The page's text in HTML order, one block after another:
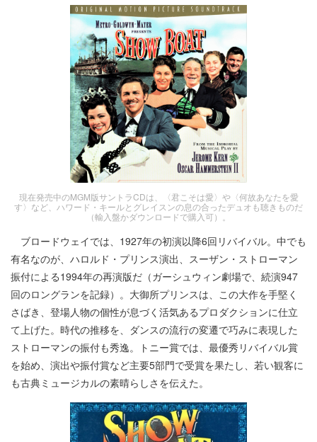
現在発売中のMGM版サントラCDは、〈君こそは愛〉や〈何故あなたを愛
す〉など、ハワード・キールとグレイスンの息の合ったデュオも聴きものだ
（輸入盤かダウンロードで購入可）。
ブロードウェイでは、1927年の初演以降6回リバイバル。中でも
有名なのが、ハロルド・プリンス演出、スーザン・ストローマン
振付による1994年の再演版だ（ガーシュウィン劇場で、続演947
回のロングランを記録）。大御所プリンスは、この大作を手堅く
さばき、登場人物の個性が息づく活気あるプロダクションに仕立
て上げた。時代の推移を、ダンスの流行の変遷で巧みに表現した
ストローマンの振付も秀逸。トニー賞では、最優秀リバイバル賞
を始め、演出や振付賞など主要5部門で受賞を果たし、若い観客に
も古典ミュージカルの素晴らしさを伝えた。